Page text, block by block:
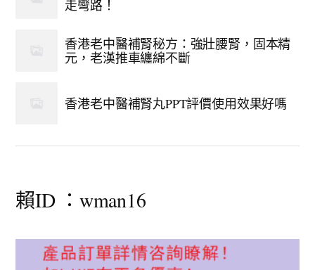
走彎路！
香港老中醫補腎秘方：強壯腰腎，固本精
元，老漢推車纏綿不斷
香港老中醫補腎丸PPT評價使用效果好嗎
賴ID ：wman16